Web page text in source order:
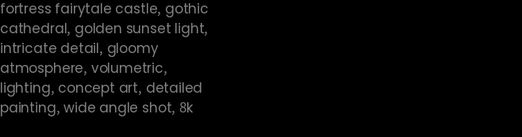
fortress fairytale castle, gothic
cathedral, golden sunset light,
intricate detail, gloomy
atmosphere, volumetric,
lighting, concept art, detailed
painting, wide angle shot, 8k